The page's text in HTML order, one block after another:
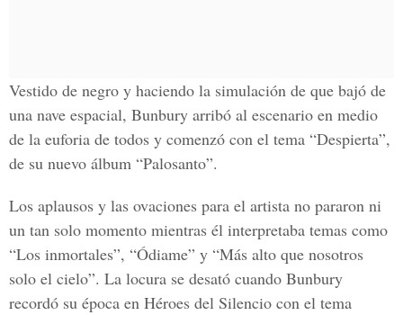
Vestido de negro y haciendo la simulación de que bajó de
una nave espacial, Bunbury arribó al escenario en medio
de la euforia de todos y comenzó con el tema “Despierta”,
de su nuevo álbum “Palosanto”.
Los aplausos y las ovaciones para el artista no pararon ni
un tan solo momento mientras él interpretaba temas como
“Los inmortales”, “Ódiame” y “Más alto que nosotros
solo el cielo”. La locura se desató cuando Bunbury
recordó su época en Héroes del Silencio con el tema